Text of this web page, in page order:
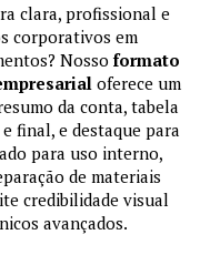
clara, profissional e
corporativos em
Nosso formato
oferece um
da conta, tabela
final, e destaque para
para uso interno,
de materiais
credibilidade visual
avançados.